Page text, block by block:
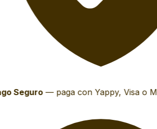
Seguro—paga con Yappy, Visa o